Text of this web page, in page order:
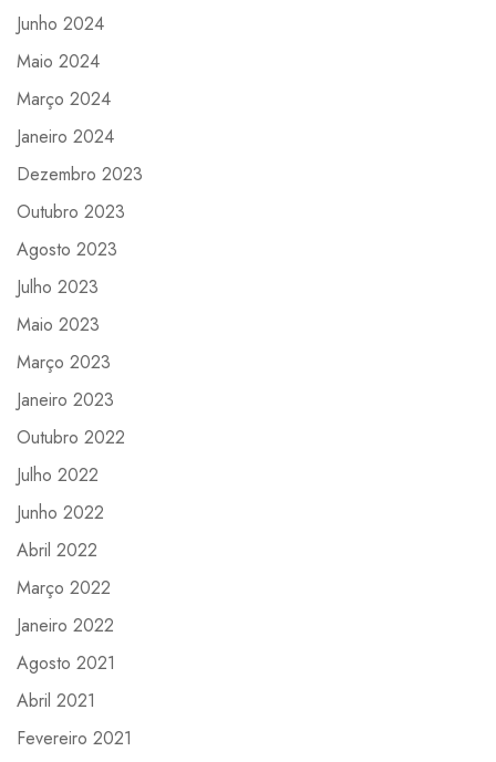
Junho 2024
Maio 2024
Março 2024
Janeiro 2024
Dezembro 2023
Outubro 2023
Agosto 2023
Julho 2023
Maio 2023
Março 2023
Janeiro 2023
Outubro 2022
Julho 2022
Junho 2022
Abril 2022
Março 2022
Janeiro 2022
Agosto 2021
Abril 2021
Fevereiro 2021